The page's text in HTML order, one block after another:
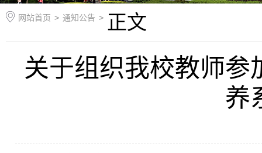
网站首页 > 通知公告 > 正文
关于组织我校教师
养